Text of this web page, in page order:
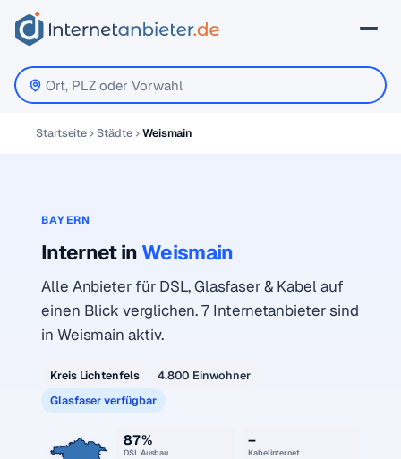
Startseite Städte Weismain
BAYERN
Internet in Weismain
Alle Anbieter für DSL, Glasfaser & Kabel auf
einen Blick verglichen. 7 Internetanbieter sind
in Weismain aktiv.
Kreis Lichtenfels
4.800 Einwohner
Glasfaser verfügbar
87%
DSL Ausbau
–
Kabelinternet